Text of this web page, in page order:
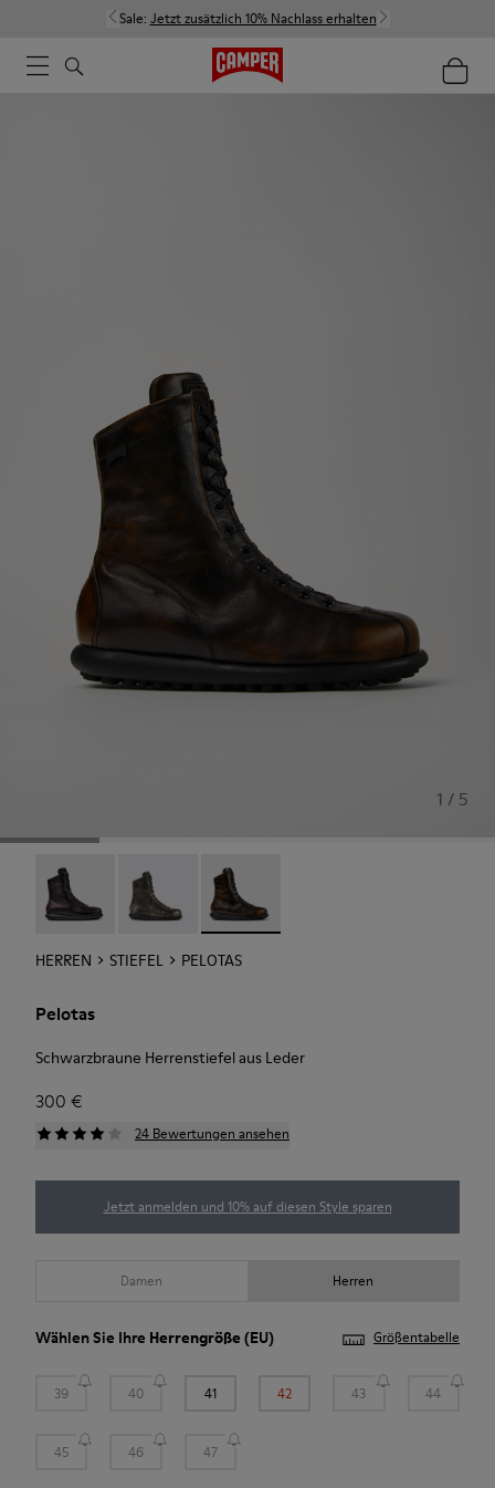
Sale: Jetzt zusätzlich 10% Nachlass erhalten
1 / 5
Pelotas - 33811-033Pelotas - 33811-032Pelotas - 33811-031 -
HERREN STIEFEL PELOTAS
Pelotas
Schwarzbraune Herrenstiefel aus Leder
300 €
24 Bewertungen ansehen
Jetzt anmelden und 10% auf diesen Style sparen
Damen Herren
Wählen Sie Ihre Herrengröße (EU) Größentabelle
39 40 41 42 43 44
45 46 47